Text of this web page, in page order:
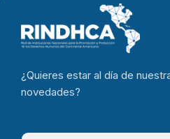
¿Quieres estar al día de
novedades?